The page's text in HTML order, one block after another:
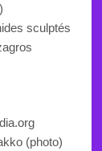
sculptés
(photo)